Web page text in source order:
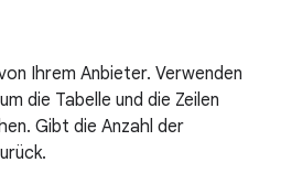
Ihrem Anbieter. Verwenden
die Tabelle und die Zeilen
Gibt die Anzahl der